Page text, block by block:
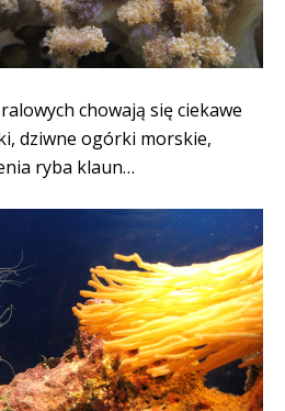
chowają się ciekawe
dziwne ogórki morskie,
ryba klaun…